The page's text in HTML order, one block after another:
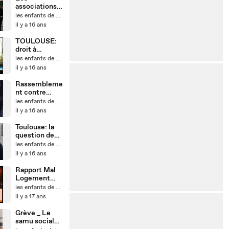
associations
encerclées
par la police à
les enfants de Don Quichotte
il y a 16 ans
TOULOUSE:
droit à
l'ingérence
sociale
les enfants de Don Quichotte
il y a 16 ans
Rassembleme
nt contre
l'expulsion de
sans abri à
les enfants de Don Quichotte
il y a 16 ans
Toulouse: la
question des
logements
vacants
les enfants de Don Quichotte
il y a 16 ans
Rapport Mal
Logement
2010 - FAP les enfants de Don Quichotte
il y a 17 ans
Grève _ Le
samu social